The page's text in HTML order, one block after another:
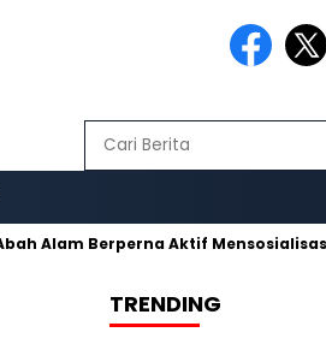
Aktif Mensosialisasikan
TRENDING